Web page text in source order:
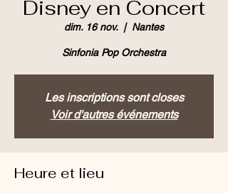
Disney en Concert
dim. 16 nov.
  |
Nantes
Sinfonia Pop Orchestra
Les inscriptions sont closes
Voir d'autres événements
Heure et lieu